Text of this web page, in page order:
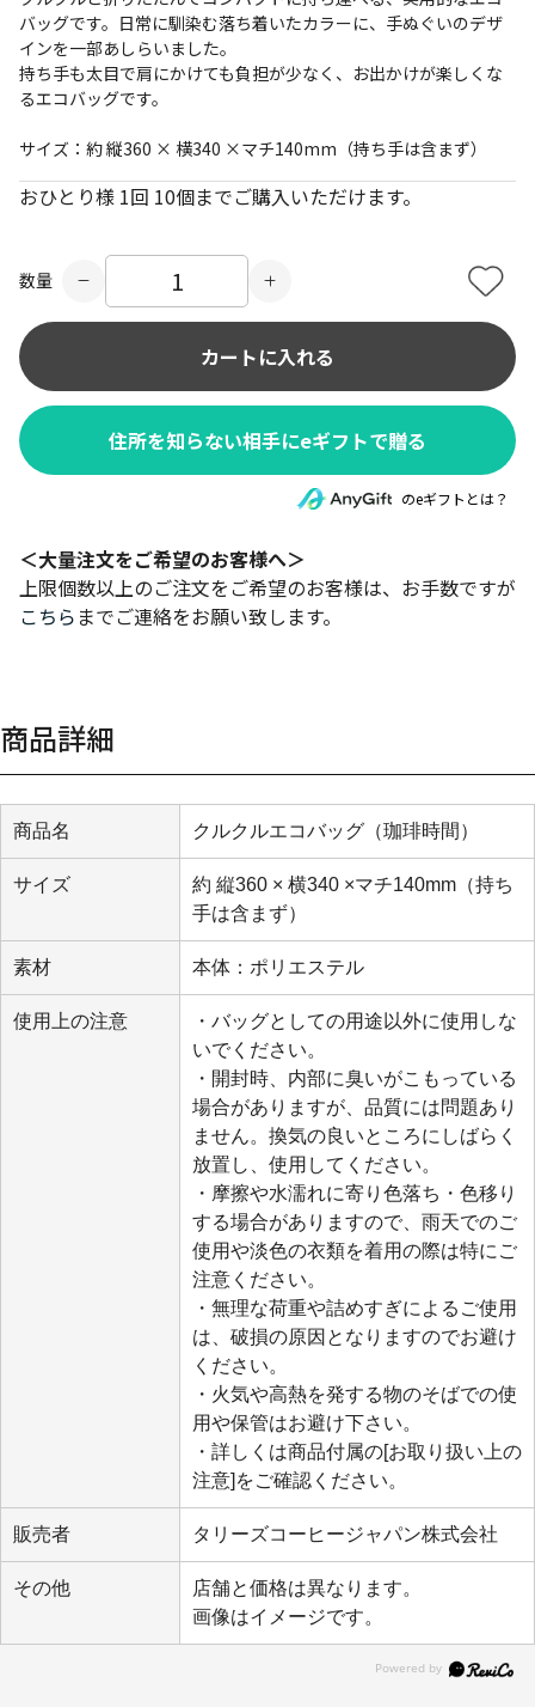
バッグです。日常に馴染む落ち着いたカラーに、手ぬぐいのデザ
インを一部あしらいました。
持ち手も太目で肩にかけても負担が少なく、お出かけが楽しくな
るエコバッグです。
サイズ：約 縦360 × 横340 ×マチ140mm（持ち手は含まず）
おひとり様 1回 10個までご購入いただけます。
数量
カートに入れる
住所を知らない相手にeギフトで贈る
のeギフトとは？
＜大量注文をご希望のお客様へ＞
上限個数以上のご注文をご希望のお客様は、お手数ですが
こちら までご連絡をお願い致します。
商品詳細
商品名 クルクルエコバッグ（珈琲時間）
サイズ
約 縦360 × 横340 ×マチ140mm（持ち
手は含まず）
素材 本体：ポリエステル
使用上の注意
・バッグとしての用途以外に使用しな
いでください。
・開封時、内部に臭いがこもっている
場合がありますが、品質には問題あり
ません。換気の良いところにしばらく
放置し、使用してください。
・摩擦や水濡れに寄り色落ち・色移り
する場合がありますので、雨天でのご
使用や淡色の衣類を着用の際は特にご
注意ください。
・無理な荷重や詰めすぎによるご使用
は、破損の原因となりますのでお避け
ください。
・火気や高熱を発する物のそばでの使
用や保管はお避け下さい。
・詳しくは商品付属の[お取り扱い上の
注意]をご確認ください。
販売者 タリーズコーヒージャパン株式会社
その他
店舗と価格は異なります。
画像はイメージです。